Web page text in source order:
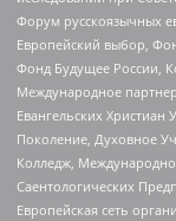
Форум русскоязычных
Европейский выбор,
Фонд Будущее России,
Международное
Евангельских
Поколение, Духовное
Колледж,
Саентологических
Европейская сеть